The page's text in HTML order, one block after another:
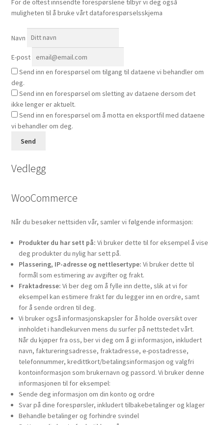
For de oftest innsendte forespørslene tilbyr vi deg også
muligheten til å bruke vårt dataforespørselsskjema
Navn
E-post
Send inn en forespørsel om tilgang til dataene vi behandler om
deg.
Send inn en forespørsel om sletting av dataene dersom det
ikke lenger er aktuelt.
Send inn en forespørsel om å motta en eksportfil med dataene
vi behandler om deg.
Vedlegg
WooCommerce
Når du besøker nettsiden vår, samler vi følgende informasjon:
Produkter du har sett på: Vi bruker dette til for eksempel å vise
deg produkter du nylig har sett på.
Plassering, IP-adresse og nettlesertype: Vi bruker dette til
formål som estimering av avgifter og frakt.
Fraktadresse: Vi ber deg om å fylle inn dette, slik at vi for
eksempel kan estimere frakt før du legger inn en ordre, samt
for å sende ordren til deg.
Vi bruker også informasjonskapsler for å holde oversikt over
innholdet i handlekurven mens du surfer på nettstedet vårt.
Når du kjøper fra oss, ber vi deg om å gi informasjon, inkludert
navn, faktureringsadresse, fraktadresse, e-postadresse,
telefonnummer, kredittkort/betalingsinformasjon og valgfri
kontoinformasjon som brukernavn og passord. Vi bruker denne
informasjonen til for eksempel:
Sende deg informasjon om din konto og ordre
Svar på dine forespørsler, inkludert tilbakebetalinger og klager
Behandle betalinger og forhindre svindel